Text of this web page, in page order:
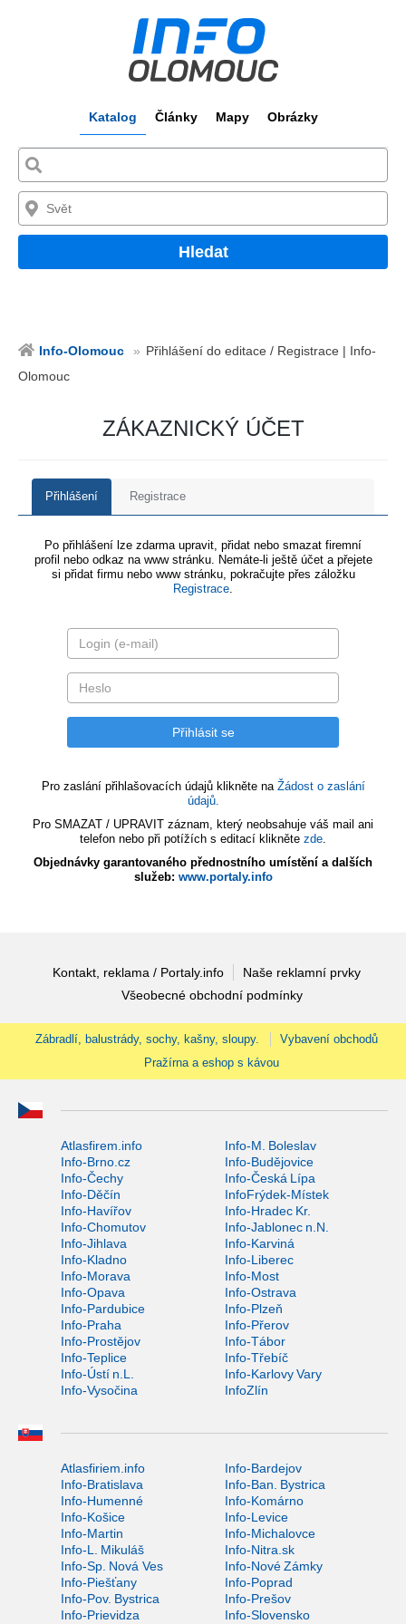
Katalog Články Mapy Obrázky
Hledat
Info-Olomouc
Přihlášení do editace / Registrace | Info-
Olomouc
ZÁKAZNICKÝ ÚČET
Přihlášení Registrace
Po přihlášení lze zdarma upravit, přidat nebo smazat firemní
profil nebo odkaz na www stránku. Nemáte-li ještě účet a přejete
si přidat firmu nebo www stránku, pokračujte přes záložku
Registrace.
Pro zaslání přihlašovacích údajů klikněte na Žádost o zaslání
údajů.
Pro SMAZAT / UPRAVIT záznam, který neobsahuje váš mail ani
telefon nebo při potížích s editací klikněte zde.
Objednávky garantovaného přednostního umístění a dalších
služeb: www.portaly.info
Kontakt, reklama / Portaly.info
Naše reklamní prvky
Všeobecné obchodní podmínky
Zábradlí, balustrády, sochy, kašny, sloupy.
Vybavení obchodů
Pražírna a eshop s kávou
Atlasfirem.info
Info-M. Boleslav
Info-Brno.cz
Info-Budějovice
Info-Čechy
Info-Česká Lípa
Info-Děčín
InfoFrýdek-Místek
Info-Havířov
Info-Hradec Kr.
Info-Chomutov
Info-Jablonec n.N.
Info-Jihlava
Info-Karviná
Info-Kladno
Info-Liberec
Info-Morava
Info-Most
Info-Opava
Info-Ostrava
Info-Pardubice
Info-Plzeň
Info-Praha
Info-Přerov
Info-Prostějov
Info-Tábor
Info-Teplice
Info-Třebíč
Info-Ústí n.L.
Info-Karlovy Vary
Info-Vysočina
InfoZlín
Atlasfiriem.info
Info-Bardejov
Info-Bratislava
Info-Ban. Bystrica
Info-Humenné
Info-Komárno
Info-Košice
Info-Levice
Info-Martin
Info-Michalovce
Info-L. Mikuláš
Info-Nitra.sk
Info-Sp. Nová Ves
Info-Nové Zámky
Info-Piešťany
Info-Poprad
Info-Pov. Bystrica
Info-Prešov
Info-Prievidza
Info-Slovensko